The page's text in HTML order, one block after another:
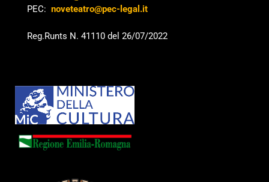
PEC: noveteatro@pec-legal.it
Reg.Runts N. 41110 del 26/07/2022